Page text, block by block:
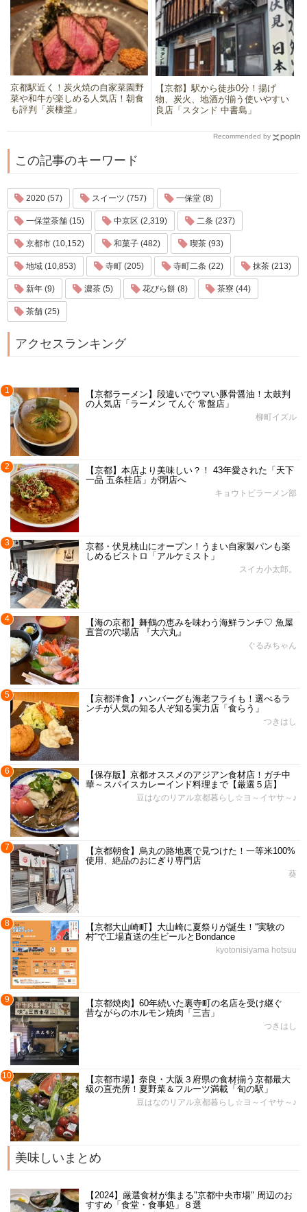
京都駅近く！炭火焼の自家菜園野
菜や和牛が楽しめる人気店！朝食
も評判「炭棲堂」
【京都】駅から徒歩0分！揚げ
物、炭火、地酒が揃う使いやすい
良店「スタンド 中書島」
Recommended by
この記事のキーワード
2020 (57) スイーツ (757) 一保堂 (8)
一保堂茶舗 (15) 中京区 (2,319) 二条 (237)
京都市 (10,152) 和菓子 (482) 喫茶 (93)
地域 (10,853) 寺町 (205) 寺町二条 (22) 抹茶 (213)
新年 (9) 濃茶 (5) 花びら餅 (8) 茶寮 (44)
茶舗 (25)
アクセスランキング
1
【京都ラーメン】段違いでウマい豚骨醤油！太鼓判
の人気店「ラーメン てんぐ 常盤店」
柳町イズル
2
【京都】本店より美味しい？！ 43年愛された「天下
一品 五条桂店」が閉店へ
キョウトピラーメン部
3
京都・伏見桃山にオープン！うまい自家製パンも楽
しめるビストロ「アルケミスト」
スイカ小太郎。
4
【海の京都】舞鶴の恵みを味わう海鮮ランチ♡ 魚屋
直営の穴場店 『大六丸』
ぐるみちゃん
5
【京都洋食】ハンバーグも海老フライも！選べるラ
ンチが人気の知る人ぞ知る実力店「食らう」
つきはし
6
【保存版】京都オススメのアジアン食材店！ガチ中
華～スパイスカレーインド料理まで【厳選５店】
豆はなのリアル京都暮らし☆ヨ～イヤサ～♪
7
【京都朝食】烏丸の路地裏で見つけた！一等米100%
使用、絶品のおにぎり専門店
葵
8
【京都大山崎町】大山崎に夏祭りが誕生！“実験の
村”で工場直送の生ビールとBondance
kyotonisiyama hotsuu
9
【京都焼肉】60年続いた裏寺町の名店を受け継ぐ
昔ながらのホルモン焼肉「三吉」
つきはし
10
【京都市場】奈良・大阪３府県の食材揃う京都最大
級の直売所！夏野菜＆フルーツ満載「旬の駅」
豆はなのリアル京都暮らし☆ヨ～イヤサ～♪
美味しいまとめ
【2024】厳選食材が集まる"京都中央市場" 周辺のお
すすめ「食堂・食事処」８選